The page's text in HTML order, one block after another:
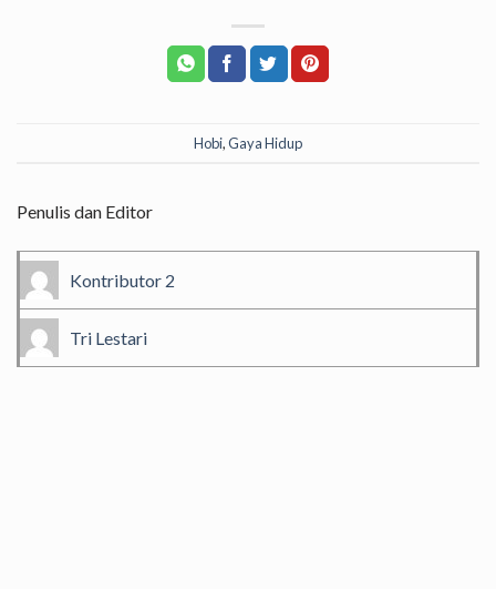
Hobi,Gaya Hidup
Penulis dan Editor
Kontributor 2
Tri Lestari